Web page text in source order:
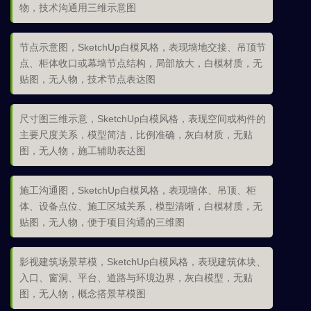
物，技术沟通用三维示意图
节点示意图，SketchUp白模风格，表现墙地交接、吊顶节
点、柜体收口或幕墙节点结构，局部放大，白模材质，无
贴图，无人物，技术节点表达图
尺寸图三维示意，SketchUp白模风格，表现空间或构件的
主要尺度关系，模型简洁，比例准确，灰白材质，无贴
图，无人物，施工辅助表达图
施工沟通图，SketchUp白模风格，表现墙体、吊顶、柜
体、设备点位、施工区域关系，模型清晰，白模材质，无
贴图，无人物，便于项目沟通的三维图
影视建筑场景草模，SketchUp白模风格，表现建筑体块、
入口、窗洞、平台、道路与环境边界，灰白模型，无贴
图，无人物，概念搭景草模图